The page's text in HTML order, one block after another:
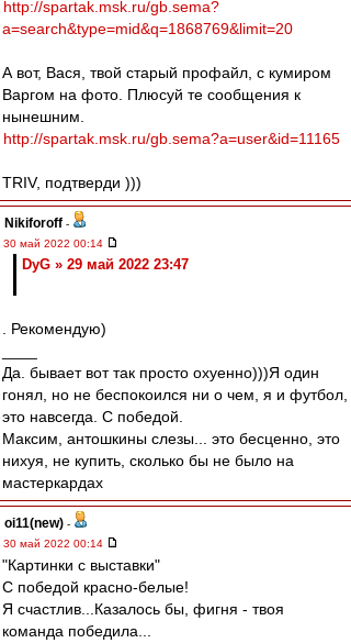
http://spartak.msk.ru/gb.sema?
a=search&type=mid&q=1868769&limit=20
А вот, Вася, твой старый профайл, с кумиром
Варгом на фото. Плюсуй те сообщения к
нынешним.
http://spartak.msk.ru/gb.sema?a=user&id=11165
TRIV, подтверди )))
Nikiforoff -
30 май 2022 00:14
DyG » 29 май 2022 23:47
. Рекомендую)
Да. бывает вот так просто охуенно)))Я один
гонял, но не беспокоился ни о чем, я и футбол,
это навсегда. С победой.
Максим, антошкины слезы... это бесценно, это
нихуя, не купить, сколько бы не было на
мастеркардах
oi11(new) -
30 май 2022 00:14
"Картинки с выставки"
С победой красно-белые!
Я счастлив...Казалось бы, фигня - твоя
команда победила...